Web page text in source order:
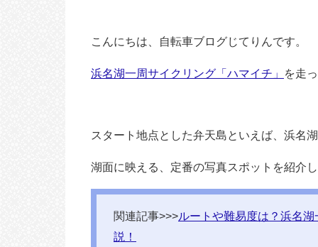
こんにちは、自転車ブログじてりんです。
浜名湖一周サイクリング「ハマイチ」 を走
スタート地点とした弁天島といえば、浜名
湖面に映える、定番の写真スポットを紹介
関連記事>>>ルートや難易度は？浜名
説！